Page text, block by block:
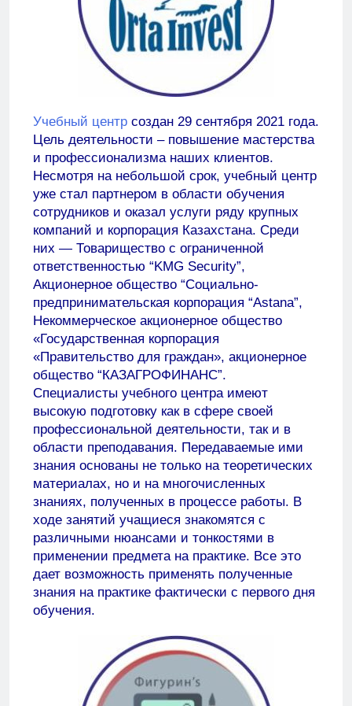
Учебный центр создан 29 сентября 2021 года.
Цель деятельности – повышение мастерства
и профессионализма наших клиентов.
Несмотря на небольшой срок, учебный центр
уже стал партнером в области обучения
сотрудников и оказал услуги ряду крупных
компаний и корпорация Казахстана. Среди
них — Товарищество с ограниченной
ответственностью “KMG Security”,
Акционерное общество “Социально-
предпринимательская корпорация “Astana”,
Некоммерческое акционерное общество
«Государственная корпорация
«Правительство для граждан», акционерное
общество “КАЗАГРОФИНАНС”.
Специалисты учебного центра имеют
высокую подготовку как в сфере своей
профессиональной деятельности, так и в
области преподавания. Передаваемые ими
знания основаны не только на теоретических
материалах, но и на многочисленных
знаниях, полученных в процессе работы. В
ходе занятий учащиеся знакомятся с
различными нюансами и тонкостями в
применении предмета на практике. Все это
дает возможность применять полученные
знания на практике фактически с первого дня
обучения.